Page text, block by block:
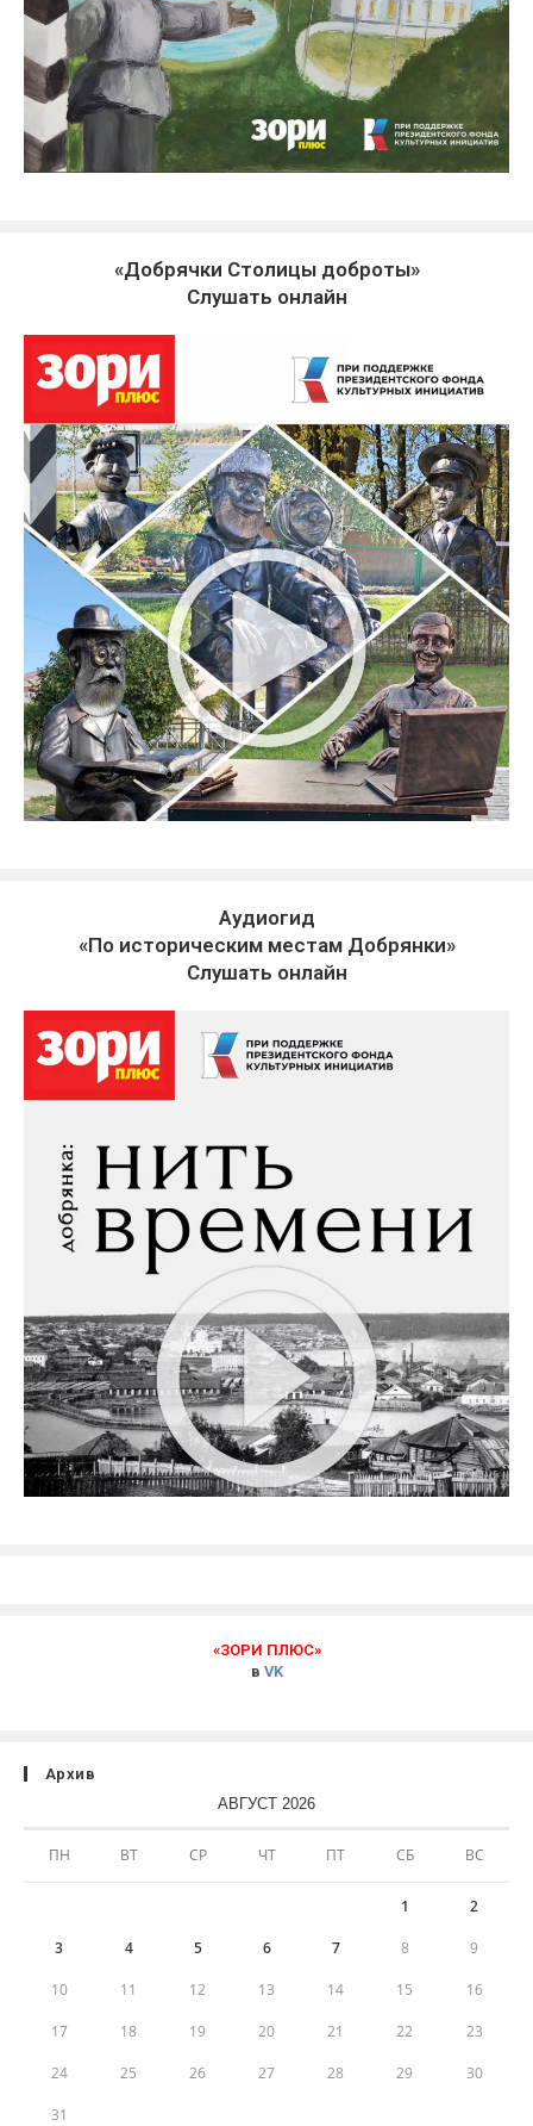
«Добрячки Столицы доброты»
Слушать онлайн
Аудиогид
«По историческим местам Добрянки»
Слушать онлайн
«ЗОРИ ПЛЮС»
в VK
Архив
АВГУСТ 2026
ПН ВТ СР ЧТ ПТ СБ ВС
1 2
3 4 5 6 7 8 9
10 11 12 13 14 15 16
17 18 19 20 21 22 23
24 25 26 27 28 29 30
31